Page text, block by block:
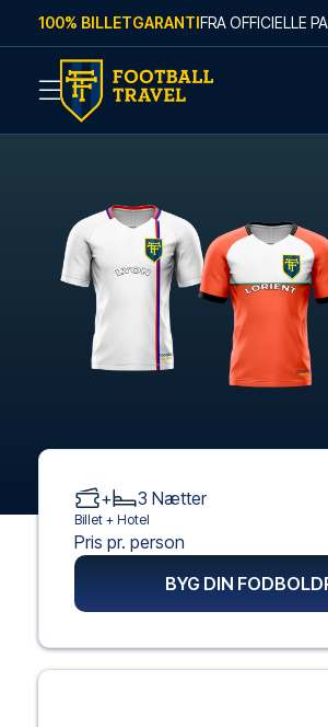
Skip to content
100% BILLETGARANTIFRA OFFICIELLE
+ 3 Nætter
Billet + Hotel
Pris pr. person
BYG DIN